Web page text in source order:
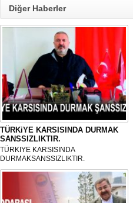
Diğer Haberler
TÜRKiYE KARSISINDA DURMAK
SANSSIZLIKTIR.
TÜRKIYE KARSISINDA
DURMAKSANSSIZLIKTIR.